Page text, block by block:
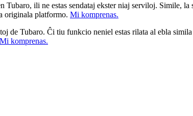
ili ne estas sendataj ekster niaj serviloj. Simile,
originala platformo. Mi komprenas.
de Tubaro. Ĉi tiu funkcio neniel estas rilata al ebla
Mi komprenas.